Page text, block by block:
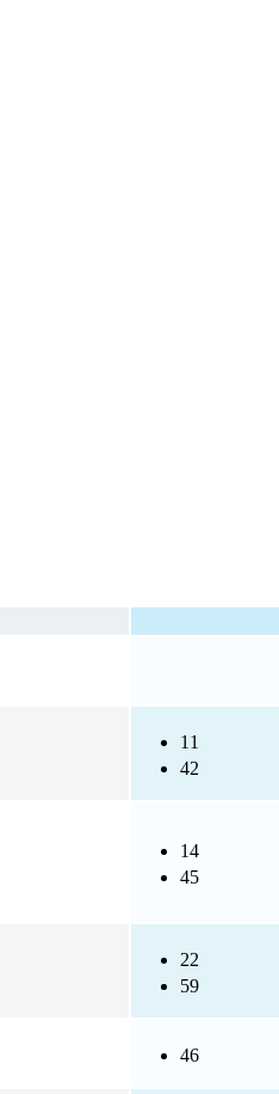
11
42
14
45
22
59
46